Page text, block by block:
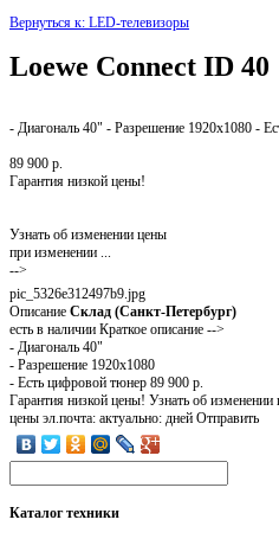
Вернуться к: LED-телевизоры
Loewe Connect ID 40
- Диагональ 40" - Разрешение 1920x1080 -
89 900 р.
Гарантия низкой цены!
Узнать об изменении цены
при изменении ...
-->
pic_5326e312497b9.jpg
Описание Склад (Санкт-Петербург)
есть в наличии Краткое описание -->
- Диагональ 40"
- Разрешение 1920x1080
- Есть цифровой тюнер 89 900 р.
Гарантия низкой цены! Узнать об
цены эл.почта: актуально: дней Отправить
Каталогтехники